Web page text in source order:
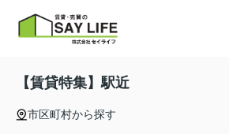
【賃貸特集】駅近
市区町村から探す